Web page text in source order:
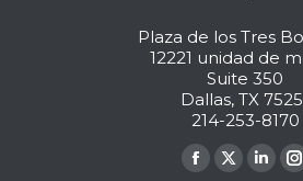
Plaza de los Tres
12221 unidad de
Suite 350
Dallas, TX
214-253-8170
La La La